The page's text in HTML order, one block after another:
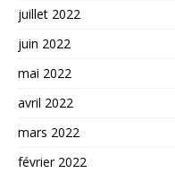
juillet 2022
juin 2022
mai 2022
avril 2022
mars 2022
février 2022